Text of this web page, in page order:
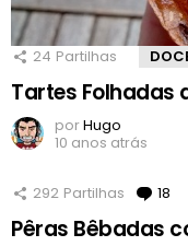
24 Partilhas
Tartes Folhadas
porHugo
10 anos atrás
292 Partilhas 18
Pêras Bêbadas